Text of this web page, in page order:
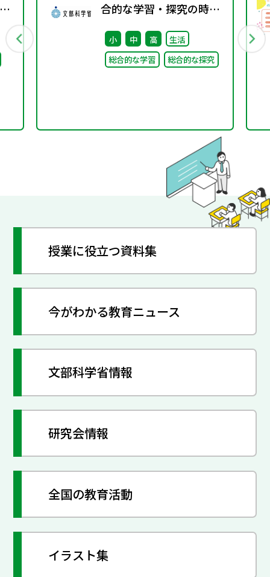
合的な学習・探究の時間
ワーキンググループ（第
6回） 配付資料
小 中 高
生活
総合的な学習
総合的な探究
授業に役立つ資料集
今がわかる教育ニュース
文部科学省情報
研究会情報
全国の教育活動
イラスト集